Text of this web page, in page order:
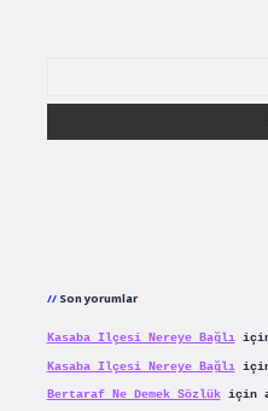
Son yorumlar
Kasaba Ilçesi Nereye Bağlı
Kasaba Ilçesi Nereye Bağlı
Bertaraf Ne Demek Sözlükiçin